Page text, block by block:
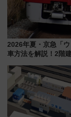
2026年夏・京急「
車方法を解説！2階